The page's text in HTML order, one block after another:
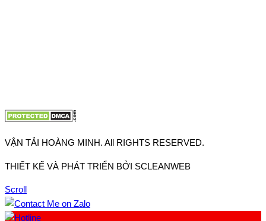
VẬN TẢI HOÀNG MINH. All RIGHTS RESERVED.
THIẾT KẾ VÀ PHÁT TRIỂN BỞI SCLEANWEB
Scroll